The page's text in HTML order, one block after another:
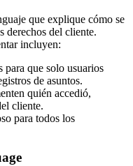
que explique cómo se
derechos del cliente.
incluyen:
para que solo usuarios
de asuntos.
quién accedió,
cliente.
para todos los